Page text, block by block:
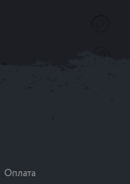
Оплата